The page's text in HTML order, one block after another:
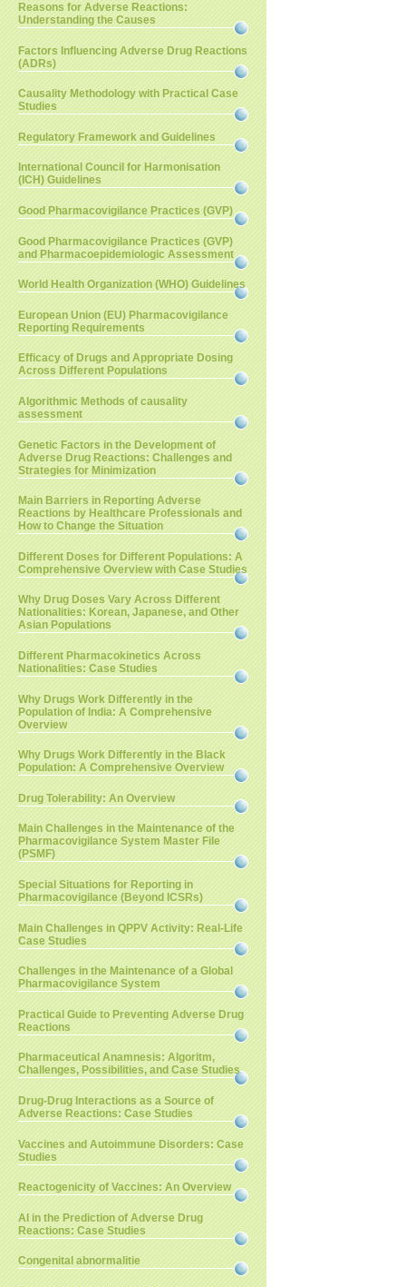
Reasons for Adverse Reactions:
Understanding the Causes
Factors Influencing Adverse Drug Reactions
(ADRs)
Causality Methodology with Practical Case
Studies
Regulatory Framework and Guidelines
International Council for Harmonisation
(ICH) Guidelines
Good Pharmacovigilance Practices (GVP)
Good Pharmacovigilance Practices (GVP)
and Pharmacoepidemiologic Assessment
World Health Organization (WHO) Guidelines
European Union (EU) Pharmacovigilance
Reporting Requirements
Efficacy of Drugs and Appropriate Dosing
Across Different Populations
Algorithmic Methods of causality
assessment
Genetic Factors in the Development of
Adverse Drug Reactions: Challenges and
Strategies for Minimization
Main Barriers in Reporting Adverse
Reactions by Healthcare Professionals and
How to Change the Situation
Different Doses for Different Populations: A
Comprehensive Overview with Case Studies
Why Drug Doses Vary Across Different
Nationalities: Korean, Japanese, and Other
Asian Populations
Different Pharmacokinetics Across
Nationalities: Case Studies
Why Drugs Work Differently in the
Population of India: A Comprehensive
Overview
Why Drugs Work Differently in the Black
Population: A Comprehensive Overview
Drug Tolerability: An Overview
Main Challenges in the Maintenance of the
Pharmacovigilance System Master File
(PSMF)
Special Situations for Reporting in
Pharmacovigilance (Beyond ICSRs)
Main Challenges in QPPV Activity: Real-Life
Case Studies
Challenges in the Maintenance of a Global
Pharmacovigilance System
Practical Guide to Preventing Adverse Drug
Reactions
Pharmaceutical Anamnesis: Algoritm,
Challenges, Possibilities, and Case Studies
Drug-Drug Interactions as a Source of
Adverse Reactions: Case Studies
Vaccines and Autoimmune Disorders: Case
Studies
Reactogenicity of Vaccines: An Overview
AI in the Prediction of Adverse Drug
Reactions: Case Studies
Congenital abnormalitie